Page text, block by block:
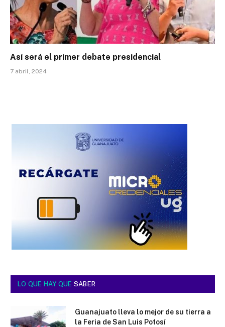
Así será el primer debate presidencial
7 abril, 2024
LO QUE HAY QUE SABER
Guanajuato lleva lo mejor de su tierra a
la Feria de San Luis Potosí